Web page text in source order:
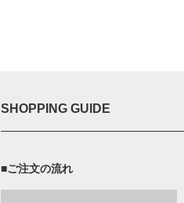
SHOPPING GUIDE
■ご注文の流れ